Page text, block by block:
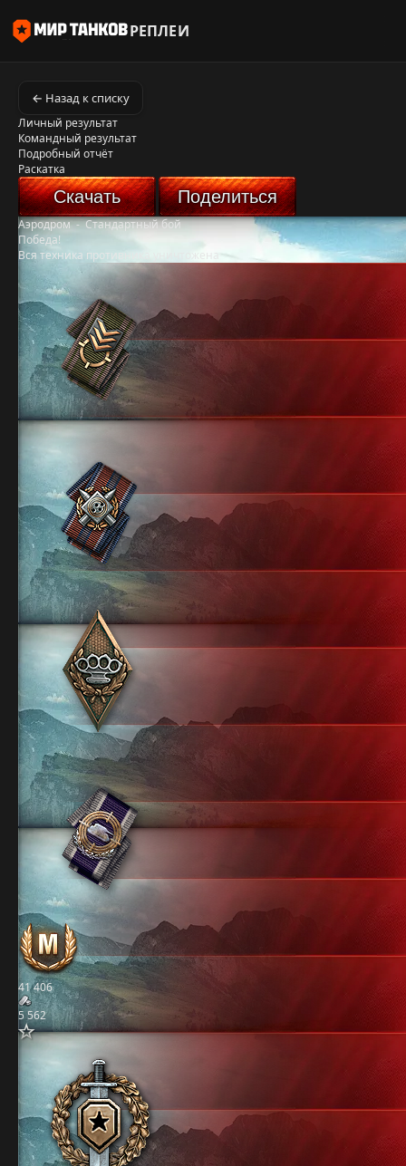
РЕПЛЕИ
← Назад к списку
Личный результат
Командный результат
Подробный отчёт
Раскатка
Скачать Поделиться
Аэродром-Стандартный бой
Победа!
Вся техника противника уничтожена
41 406
5 562